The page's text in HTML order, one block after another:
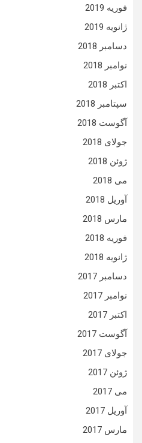
فوریه 2019
ژانویه 2019
دسامبر 2018
نوامبر 2018
اکتبر 2018
سپتامبر 2018
آگوست 2018
جولای 2018
ژوئن 2018
می 2018
آوریل 2018
مارس 2018
فوریه 2018
ژانویه 2018
دسامبر 2017
نوامبر 2017
اکتبر 2017
آگوست 2017
جولای 2017
ژوئن 2017
می 2017
آوریل 2017
مارس 2017